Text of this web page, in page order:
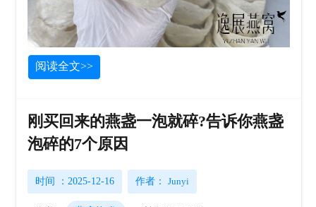
阅读全文>>
刚买回来的燕盏一泡就碎?告诉你燕盏
泡碎的7个原因
时间 ：2025-12-16 作者：Junyi